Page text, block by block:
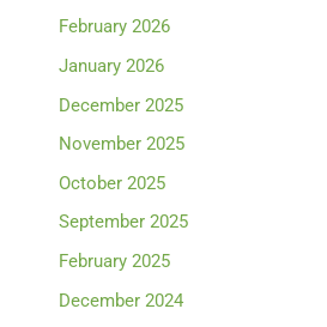
February 2026
January 2026
December 2025
November 2025
October 2025
September 2025
February 2025
December 2024